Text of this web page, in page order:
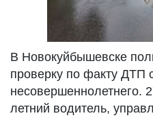
В Новокуйбышевске
проверку по факту ДТП
несовершеннолетнего.
летний водитель,